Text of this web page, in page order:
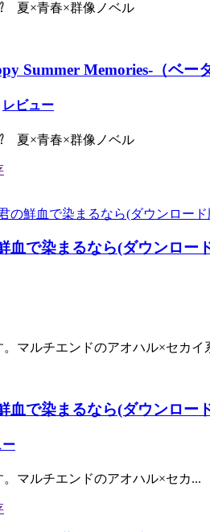
夏×青春×群像ノベル
Summer Memories-（ベータ
レビュー
夏×青春×群像ノベル
血で染まるなら(ダウンロー
マルチエンドのアオハル×セカイ
血で染まるなら(ダウンロー
ー
マルチエンドのアオハル×セカ...